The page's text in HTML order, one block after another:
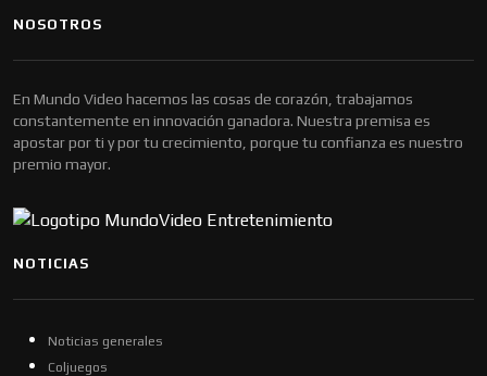
NOSOTROS
En Mundo Video hacemos las cosas de corazón, trabajamos
constantemente en innovación ganadora. Nuestra premisa es
apostar por ti y por tu crecimiento, porque tu confianza es nuestro
premio mayor.
NOTICIAS
Noticias generales
Coljuegos